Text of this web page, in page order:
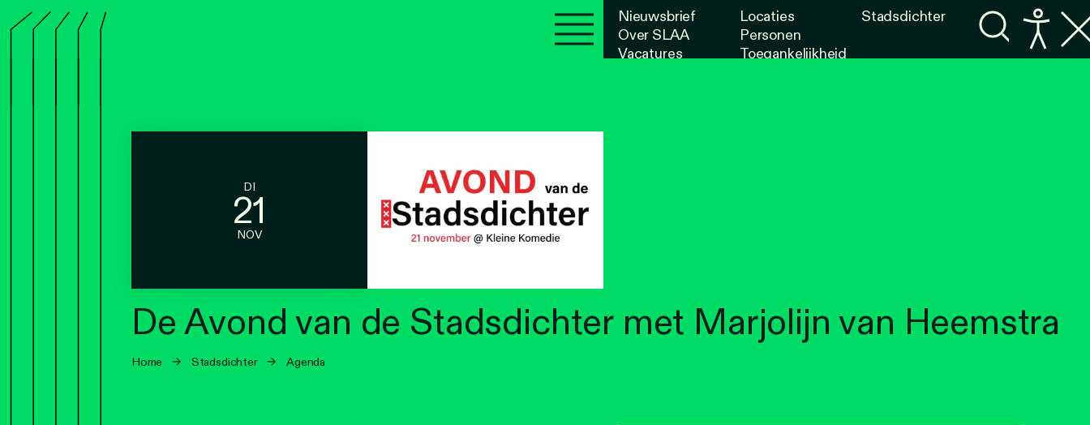
DI
21
NOV
De Avond van de Stadsdichter met Marjolijn van Heemstra
Home → Stadsdichter → Agenda
Nieuwsbrief
Over SLAA
Vacatures
Locaties
Personen
Toegankelijkheid
Stadsdichter